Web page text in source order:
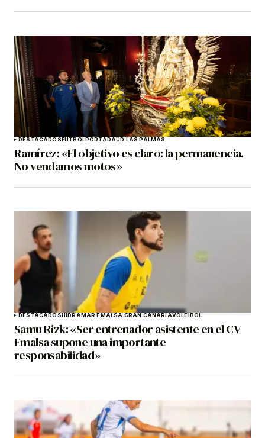
DESTACADOSFÚTBOLPORTADAUD LAS PALMAS
Ramírez: «El objetivo es claro: la permanencia.
No vendamos motos»
DESTACADOSHIDRAMAR EMALSA GRAN CANARIAVOLEIBOL
Samu Rizk: «Ser entrenador asistente en el CV
Emalsa supone una importante
responsabilidad»